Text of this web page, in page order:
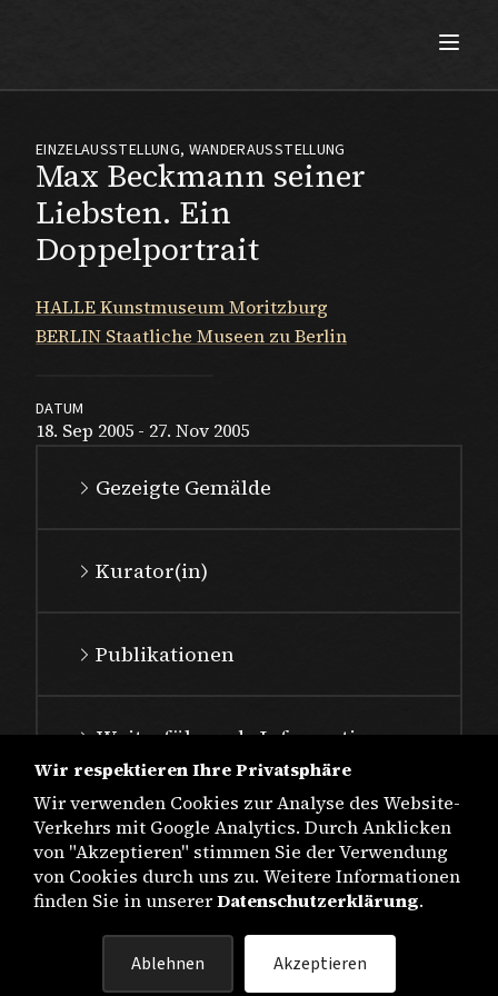
Max Beckmann seiner
Liebsten. Ein
Doppelportrait
EINZELAUSSTELLUNG, WANDERAUSSTELLUNG
HALLE Kunstmuseum Moritzburg
BERLIN Staatliche Museen zu Berlin
DATUM
18. Sep 2005 - 27. Nov 2005
Gezeigte Gemälde
Kurator(in)
Publikationen
Weiterführende Informationen
DATENSCHUTZ
Wir respektieren Ihre Privatsphäre
Wir verwenden Cookies zur Analyse des Website-
Verkehrs mit Google Analytics. Durch Anklicken
von "Akzeptieren" stimmen Sie der Verwendung
von Cookies durch uns zu. Weitere Informationen
finden Sie in unsererDatenschutzerklärung.
Ablehnen Akzeptieren